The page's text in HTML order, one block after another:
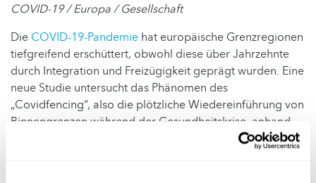
COVID-19 / Europa / Gesellschaft
Die COVID-19-Pandemie hat europäische Grenzregionen
tiefgreifend erschüttert, obwohl diese über Jahrzehnte
durch Integration und Freizügigkeit geprägt wurden. Eine
neue Studie untersucht das Phänomen des
„Covidfencing“, also die plötzliche Wiedereinführung von
Binnengrenzen während der Gesundheitskrise, anhand
von drei bedeutenden Regionen: dem Genfer Becken,